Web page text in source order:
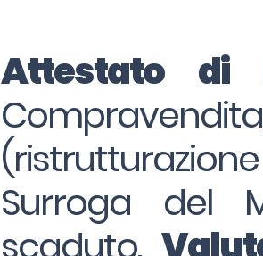
Attestato di
Surroga del